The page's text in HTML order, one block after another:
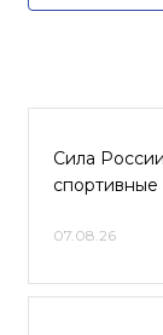
Сила
07.08.26